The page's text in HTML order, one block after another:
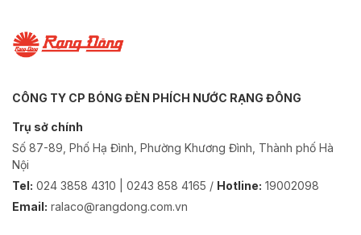
CÔNG TY CP BÓNG ĐÈN PHÍCH NƯỚC RẠNG ĐÔNG
Trụ sở chính
Số 87-89, Phố Hạ Đình, Phường Khương Đình, Thành phố Hà
Nội
Tel: 024 3858 4310 | 0243 858 4165 / Hotline: 19002098
Email: ralaco@rangdong.com.vn